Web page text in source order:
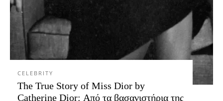
CELEBRITY
The True Story of Miss Dior by
Catherine Dior: Από τα βασανιστήρια της